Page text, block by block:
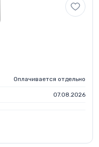
Оплачивается отдельно
07.08.2026